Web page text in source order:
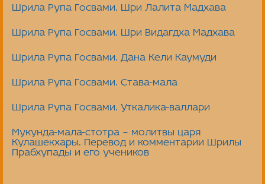
Шрила Рупа Госвами. Шри Лалита Мадхава
Шрила Рупа Госвами. Шри Видагдха Мадхава
Шрила Рупа Госвами. Дана Кели Каумуди
Шрила Рупа Госвами. Става-мала
Шрила Рупа Госвами. Уткалика-валлари
Мукунда-мала-стотра – молитвы царя
Кулашекхары. Перевод и комментарии Шрилы
Прабхупады и его учеников